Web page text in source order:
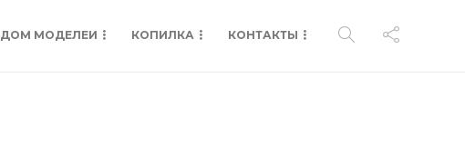
ДОМ МОДЕЛЕИ КОПИЛКА КОНТАКТЫ